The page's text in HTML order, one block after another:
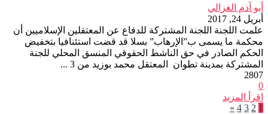
أبو آدم الغزالي
أبريل 24, 2017
علمت اللجنة اللجنة المشتركة للدفاع عن المعتقلين الإسلاميين أن
محكمة ما يسمى ب”الإرهاب” بسلا قد قضت استئنافيا بتخفيض
الحكم الصادر في حق الناشط الحقوقي المنسق المحلي للجنة
المشتركة بمدينة تطوان المعتقل محمد بوزيد من 3 ...
2807
0
اقرأ المزيد
1
2
3
4
»